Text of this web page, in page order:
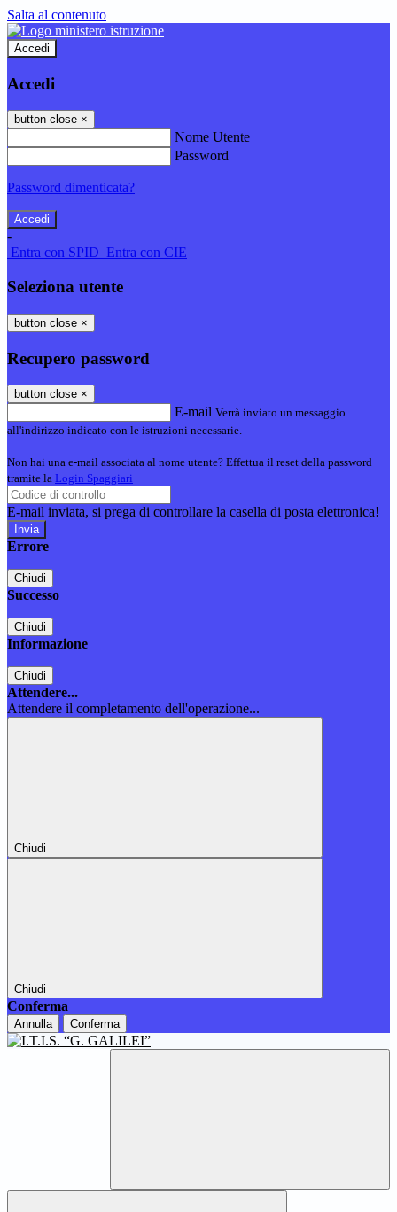
Salta al contenuto
Accedi
Accedi
button close ×
Nome Utente
Password
Password dimenticata?
-
Entra con SPID Entra con CIE
Seleziona utente
button close ×
Recupero password
button close ×
E-mail Verrà inviato un messaggio
all'indirizzo indicato con le istruzioni necessarie.
Non hai una e-mail associata al nome utente? Effettua il reset della password
tramite la Login Spaggiari
E-mail inviata, si prega di controllare la casella di posta elettronica!
Errore
Chiudi
Successo
Chiudi
Informazione
Chiudi
Attendere...
Attendere il completamento dell'operazione...
Chiudi
Chiudi
Conferma
Annulla Conferma